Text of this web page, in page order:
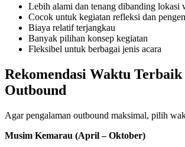
Lebih alami dan tenang dibanding lokasi
Cocok untuk kegiatan refleksi dan
Biaya relatif terjangkau
Banyak pilihan konsep kegiatan
Fleksibel untuk berbagai jenis acara
Rekomendasi Waktu
Outbound
Agar pengalaman outbound maksimal, pilih
Musim Kemarau (April – Oktober)